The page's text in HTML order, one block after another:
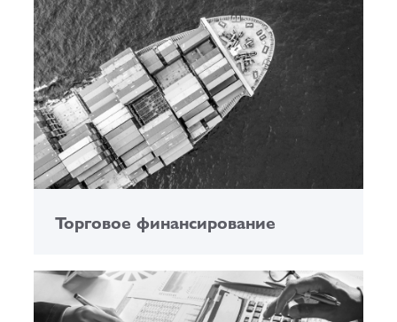
Торговое финансирование